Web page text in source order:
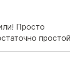
Просто
простой!